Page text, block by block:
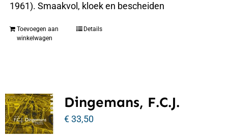
1961). Smaakvol, kloek en bescheiden
Toevoegen aan
winkelwagen
Details
Dingemans, F.C.J.
€33,50